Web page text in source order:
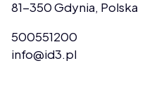
81-350 Gdynia, Polska
500551200
info@id3.pl